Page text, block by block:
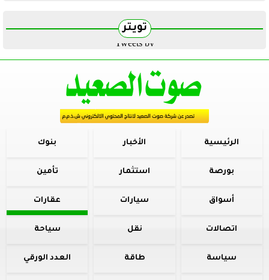
تويتر
Tweets by
الرئيسية الأخبار بنوك
بورصة استثمار تأمين
أسواق سيارات عقارات
اتصالات نقل سياحة
سياسة طاقة العدد الورقي